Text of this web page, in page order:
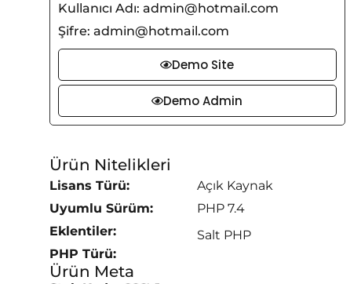
Kullanıcı Adı: admin@hotmail.com
Şifre: admin@hotmail.com
Demo Site
Demo Admin
Ürün Nitelikleri
Lisans Türü:
Uyumlu Sürüm:
Eklentiler:
PHP Türü:
Açık Kaynak
PHP 7.4
Salt PHP
Ürün Meta